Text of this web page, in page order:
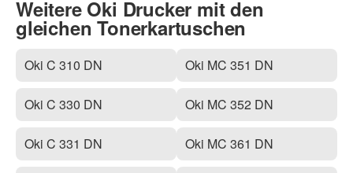
Weitere Oki Drucker mit den
gleichen Tonerkartuschen
Oki C 310 DN
Oki C 330 DN
Oki C 331 DN
Oki MC 351 DN
Oki MC 352 DN
Oki MC 361 DN